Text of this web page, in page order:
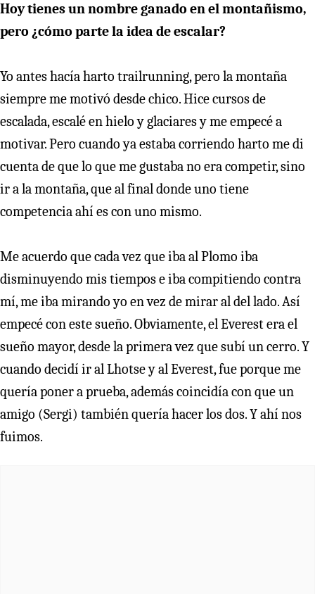
Hoy tienes un nombre ganado en el montañismo,
pero ¿cómo parte la idea de escalar?
Yo antes hacía harto trailrunning, pero la montaña
siempre me motivó desde chico. Hice cursos de
escalada, escalé en hielo y glaciares y me empecé a
motivar. Pero cuando ya estaba corriendo harto me di
cuenta de que lo que me gustaba no era competir, sino
ir a la montaña, que al final donde uno tiene
competencia ahí es con uno mismo.
Me acuerdo que cada vez que iba al Plomo iba
disminuyendo mis tiempos e iba compitiendo contra
mí, me iba mirando yo en vez de mirar al del lado. Así
empecé con este sueño. Obviamente, el Everest era el
sueño mayor, desde la primera vez que subí un cerro. Y
cuando decidí ir al Lhotse y al Everest, fue porque me
quería poner a prueba, además coincidía con que un
amigo (Sergi) también quería hacer los dos. Y ahí nos
fuimos.